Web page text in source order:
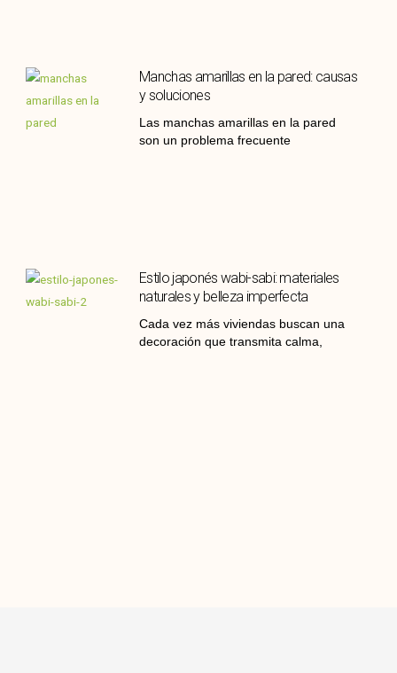
Manchas amarillas en la pared: causas
y soluciones
Las manchas amarillas en la pared
son un problema frecuente
Estilo japonés wabi-sabi: materiales
naturales y belleza imperfecta
Cada vez más viviendas buscan una
decoración que transmita calma,